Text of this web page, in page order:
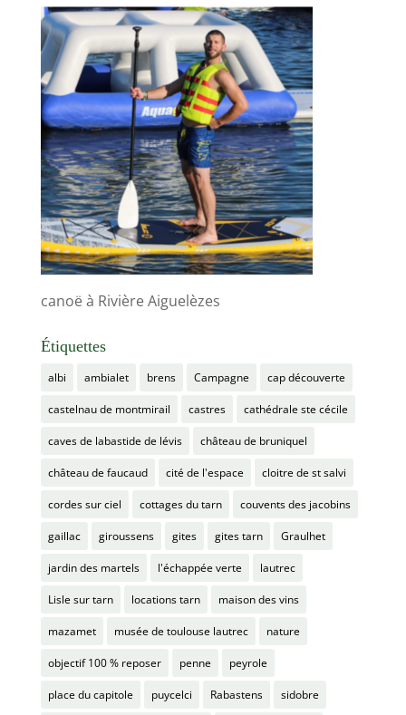
canoë à Rivière Aiguelèzes
Étiquettes
albi ambialet brens Campagne cap découverte
castelnau de montmirail castres cathédrale ste cécile
caves de labastide de lévis château de bruniquel
château de faucaud cité de l'espace cloitre de st salvi
cordes sur ciel cottages du tarn couvents des jacobins
gaillac giroussens gites gites tarn Graulhet
jardin des martels l'échappée verte lautrec
Lisle sur tarn locations tarn maison des vins
mazamet musée de toulouse lautrec nature
objectif 100 % reposer penne peyrole
place du capitole puycelci Rabastens sidobre